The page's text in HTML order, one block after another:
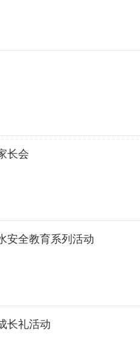
长会
全教育系列活动
长礼活动